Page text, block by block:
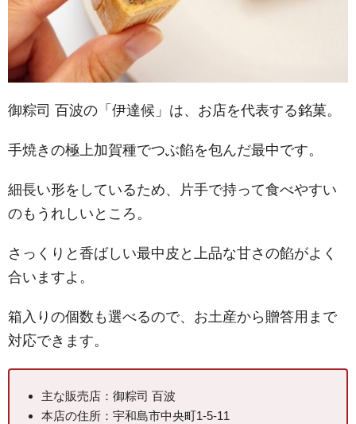
御粽司 百波の「伊達候」は、お店を代表する銘菓。
手焼きの極上加賀種でつぶ餡を包んだ最中です。
細長い形をしているため、片手で持って食べやすい
のもうれしいところ。
さっくりと香ばしい最中皮と上品な甘さの餡がよく
合いますよ。
箱入りの個数も選べるので、お土産から贈答用まで
対応できます。
主な販売店：御粽司 百波
本店の住所：宇和島市中央町1-5-11